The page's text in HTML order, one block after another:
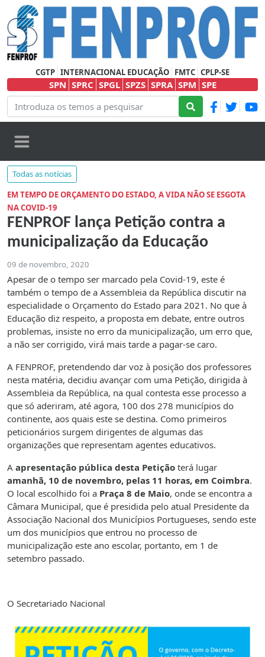
CGTP INTERNACIONAL EDUCAÇÃO FMTC CPLP-SE
SPN SPRC SPGL SPZS SPRA SPM SPE
Todas as notícias
EM TEMPO DE ORÇAMENTO DO ESTADO, A VIDA NÃO SE ESGOTA
NA COVID-19
FENPROF lança Petição contra a
municipalização da Educação
09 de novembro, 2020
Apesar de o tempo ser marcado pela Covid-19, este é
também o tempo de a Assembleia da República discutir na
especialidade o Orçamento do Estado para 2021. No que à
Educação diz respeito, a proposta em debate, entre outros
problemas, insiste no erro da municipalização, um erro que,
a não ser corrigido, virá mais tarde a pagar-se caro.
A FENPROF, pretendendo dar voz à posição dos professores
nesta matéria, decidiu avançar com uma Petição, dirigida à
Assembleia da República, na qual contesta esse processo a
que só aderiram, até agora, 100 dos 278 municípios do
continente, aos quais este se destina. Como primeiros
peticionários surgem dirigentes de algumas das
organizações que representam agentes educativos.
A apresentação pública desta Petição terá lugar
amanhã, 10 de novembro, pelas 11 horas, em Coimbra.
O local escolhido foi a Praça 8 de Maio, onde se encontra a
Câmara Municipal, que é presidida pelo atual Presidente da
Associação Nacional dos Municípios Portugueses, sendo este
um dos municípios que entrou no processo de
municipalização este ano escolar, portanto, em 1 de
setembro passado.
O Secretariado Nacional